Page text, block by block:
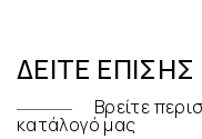
ΔΕΊΤΕ ΕΠΊΣΗΣ
Βρείτε
κατάλογό μας